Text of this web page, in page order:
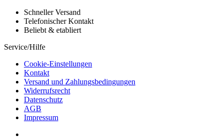
Schneller Versand
Telefonischer Kontakt
Beliebt & etabliert
Service/Hilfe
Cookie-Einstellungen
Kontakt
Versand und Zahlungsbedingungen
Widerrufsrecht
Datenschutz
AGB
Impressum